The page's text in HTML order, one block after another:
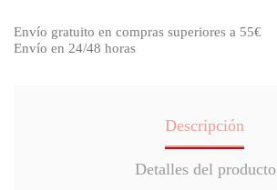
Envío gratuito en compras superiores a 55€
Envío en 24/48 horas
Descripción
Detalles del producto